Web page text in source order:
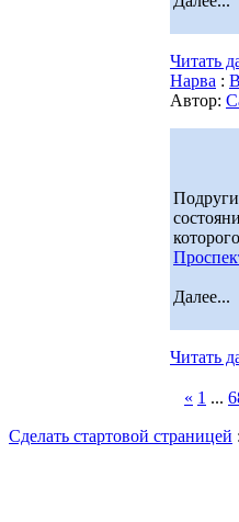
Читать
Нарва :
Автор:
Далее...
Читать
« 1 ...
Сделать стартовой страницей